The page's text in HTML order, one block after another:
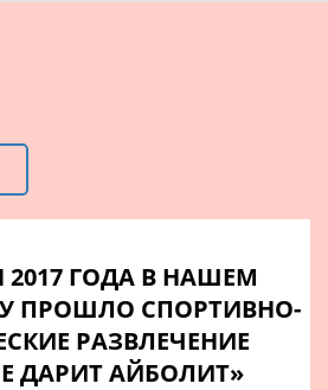
2017 ГОДА В НАШЕМ
ПРОШЛО СПОРТИВНО-
РАЗВЛЕЧЕНИЕ
ДАРИТ АЙБОЛИТ»